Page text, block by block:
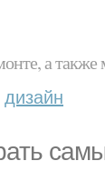
а
дизайн